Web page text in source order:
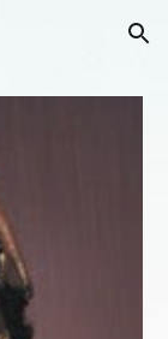
Skip to navigation